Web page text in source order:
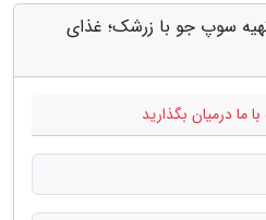
سوپ جو با زرشک؛ غذای
ما درمیان بگذارید